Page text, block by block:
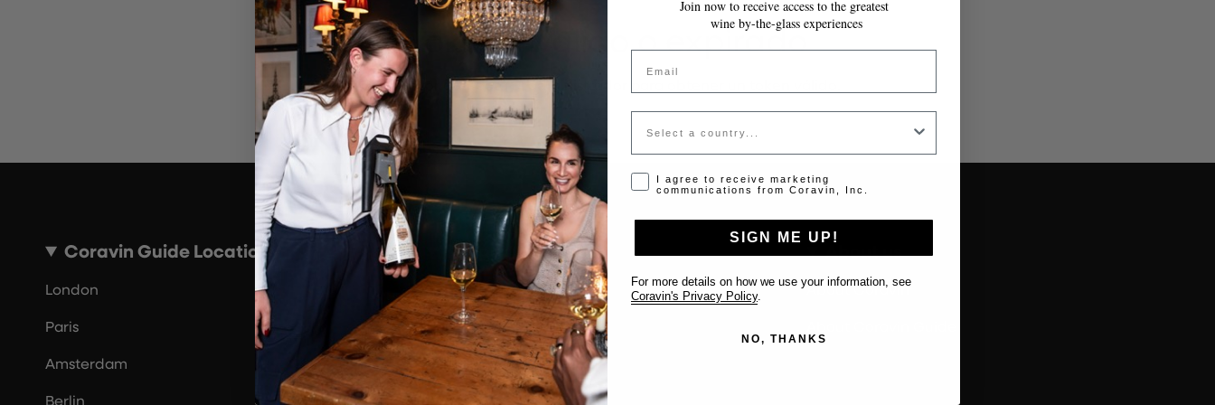
Token inválido o expirado
Por favor contacta al administrador para obtener un token válido.
Coravin Guide Locations
London
Paris
Amsterdam
Berlin
Support
Contact us
List Your Venue
FAQ’s
About us
About Coravin
Join now to receive access to the greatest
wine by-the-glass experiences
Email
Country
Opt-in disclaimer
I agree to receive marketing
communications from Coravin, Inc.
SIGN ME UP!
For more details on how we use your information, see
Coravin's Privacy Policy
NO, THANKS